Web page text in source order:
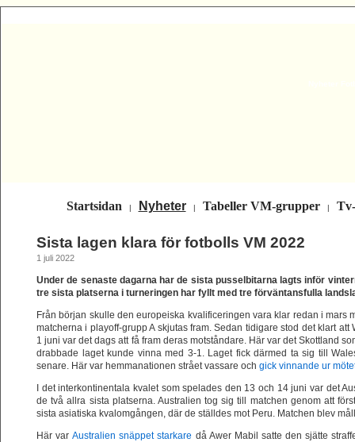
Startsidan | Nyheter| Tabeller VM-grupper|
Sista lagen klara för fotbolls VM 2022
1 juli 2022
Under de senaste dagarna har de sista pusselbitarna lagts inför
tre sista platserna i turneringen har fyllt med tre förväntansfulla
Från början skulle den europeiska kvalificeringen vara klar redan i mars
matcherna i playoff-grupp A skjutas fram. Sedan tidigare stod det klart
1 juni var det dags att få fram deras motståndare. Här var det Skottland
drabbade laget kunde vinna med 3-1. Laget fick därmed ta sig till
senare. Här var hemmanationen strået vassare och gick vinnande ur
I det interkontinentala kvalet som spelades den 13 och 14 juni var det
de två allra sista platserna. Australien tog sig till matchen genom att
sista asiatiska kvalomgången, där de ställdes mot Peru. Matchen blev
Här varAustralien snäppet starkare då Awer Mabil satte den sjätte